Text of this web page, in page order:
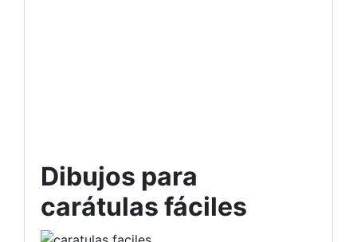
Dibujos para
carátulas fáciles